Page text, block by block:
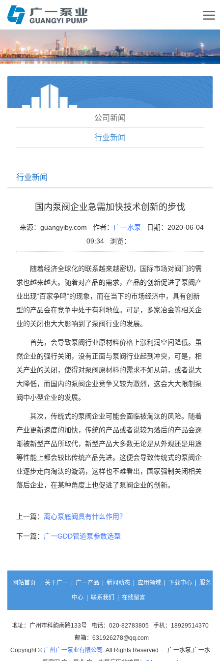
公司新闻
行业新闻
行业新闻
国内泵阀企业急需加快技术创新的步伐
来源：guangyiby.com 作者： 广一水泵
日期：2020-06-04
09:34
浏览：
随着经济全球化的联系越来越密切，国际市场对阀门的需
求也越来越大。随着对产品的需求，产品的创新促进了泵阀产
业出现“百家争鸣”的现象，而在当下的市场经济中，具有创新
型的产品会在竞争中处于有利地位。可是，多家冶金等相关企
业的关闭也大大影响到了泵阀行业的发展。
首先，会导致泵阀行业原材料价格上涨利润空间降低。虽
然企业的强行关闭，没有正面与泵阀行业起到冲突，可是，相
关产业的关闭，使得对泵阀原材料的需求不如从前，或者说大
大降低，而国内的泵阀企业竞争又较为激烈，这会大大限制泵
阀中小型企业的发展。
其次，传统式的泵阀企业可能会面临被淘汰的风险。随着
产业更新速度的加快，传统的产品或者说较为落后的产品会逐
渐被新型产品所取代，新型产品大多数无论是从外观还是用途
等性能上都会较比传统产品先进。这便会导致传统式的泵阀企
业逐步走向淘汰的漩涡，这样也不难看出，国家强制关闭相关
落后企业，在某种角度上也促进了泵阀企业的创新。
上一篇： 离心泵底阀具有什么作用？
下一篇： 广一GDD管道泵参数选型
网站首页 关于广一 广一产品 新闻动态 应用领域 下载中心 服务
中心 联系我们 在线留言
地址：广州市科韵南路133号 电话：020-82783805 手机：18929514370
邮箱：631926278@qq.com
Copyright © 广州广一泵业有限公司 . All Rights Reserved 广一水泵,广一水